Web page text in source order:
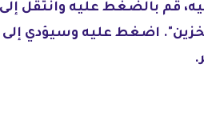
قم بالضغط عليه وانتقل
اضغط عليه وسيؤدي إلى